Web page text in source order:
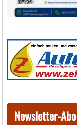
Newsletter-Abo